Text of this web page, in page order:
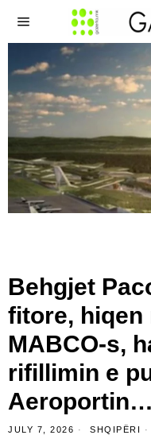
Behgjet
fitore, hiqen
MABCO-s,
rifillimin e
Aeroportin…
JULY 7, 2026 SHQIPËRI